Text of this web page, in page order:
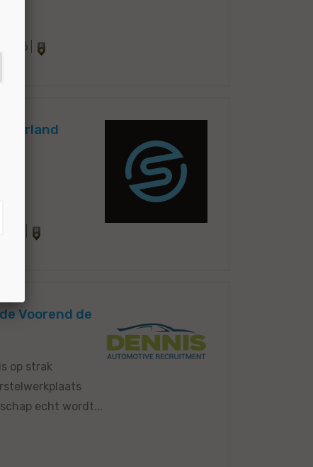
Voorend de
op strak
echt wordt...